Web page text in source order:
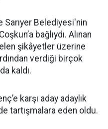
Sarıyer Belediyesi'nin
bağlıydı. Alınan
şikâyetler üzerine
verdiği birçok
kaldı.
karşı aday adaylık
tartışmalara eden oldu.